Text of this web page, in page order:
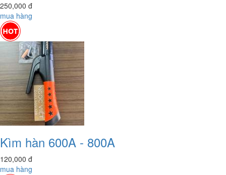
250,000 đ
mua hàng
Kìm hàn 600A - 800A
120,000 đ
mua hàng